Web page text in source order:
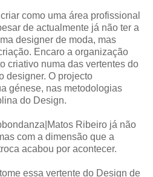
como uma área profissional
de actualmente já não ter a
designer de moda, mas
Encaro a organização
criativo numa das vertentes do
designer. O projecto
génese, nas metodologias
do Design.
Ribeiro já não
com a dimensão que a
acabou por acontecer.
essa vertente do Design de